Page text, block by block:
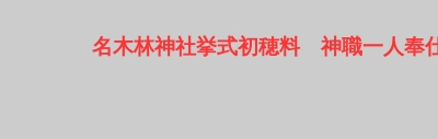
名木林神社挙式初穂料 神職一人奉
二人奉仕
三人奉仕